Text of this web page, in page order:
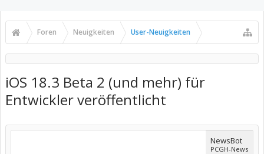
Foren Neuigkeiten User-Neuigkeiten
iOS 18.3 Beta 2 (und mehr) für
Entwickler veröffentlicht
NewsBot
PCGH-News